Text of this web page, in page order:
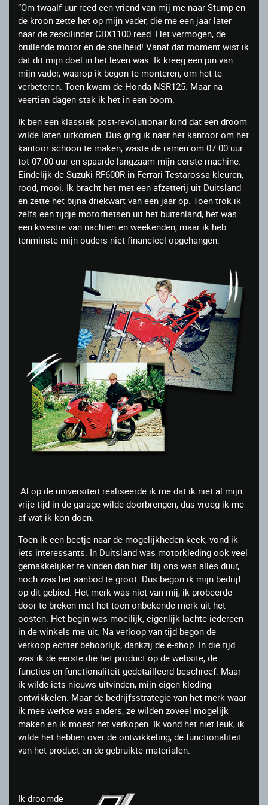
“Om twaalf uur reed een vriend van mij me naar Stump en
de kroon zette het op mijn vader, die me een jaar later
naar de zescilinder CBX1100 reed. Het vermogen, de
brullende motor en de snelheid! Vanaf dat moment wist ik
dat dit mijn doel in het leven was. Ik kreeg een pin van
mijn vader, waarop ik begon te monteren, om het te
verbeteren. Toen kwam de Honda NSR125. Maar na
veertien dagen stak ik het in een boom.
Ik ben een klassiek post-revolutionair kind dat een droom
wilde laten uitkomen. Dus ging ik naar het kantoor om het
kantoor schoon te maken, waste de ramen om 07.00 uur
tot 07.00 uur en spaarde langzaam mijn eerste machine.
Eindelijk de Suzuki RF600R in Ferrari Testarossa-kleuren,
rood, mooi. Ik bracht het met een afzetterij uit Duitsland
en zette het bijna driekwart van een jaar op. Toen trok ik
zelfs een tijdje motorfietsen uit het buitenland, het was
een kwestie van nachten en weekenden, maar ik heb
tenminste mijn ouders niet financieel opgehangen.
Al op de universiteit realiseerde ik me dat ik niet al mijn
vrije tijd in de garage wilde doorbrengen, dus vroeg ik me
af wat ik kon doen.
Toen ik een beetje naar de mogelijkheden keek, vond ik
iets interessants. In Duitsland was motorkleding ook veel
gemakkelijker te vinden dan hier. Bij ons was alles duur,
noch was het aanbod te groot. Dus begon ik mijn bedrijf
op dit gebied. Het merk was niet van mij, ik probeerde
door te breken met het toen onbekende merk uit het
oosten. Het begin was moeilijk, eigenlijk lachte iedereen
in de winkels me uit. Na verloop van tijd begon de
verkoop echter behoorlijk, dankzij de e-shop. In die tijd
was ik de eerste die het product op de website, de
functies en functionaliteit gedetailleerd beschreef. Maar
ik wilde iets nieuws uitvinden, mijn eigen kleding
ontwikkelen. Maar de bedrijfsstrategie van het merk waar
ik mee werkte was anders, ze wilden zoveel mogelijk
maken en ik moest het verkopen. Ik vond het niet leuk, ik
wilde het hebben over de ontwikkeling, de functionaliteit
van het product en de gebruikte materialen.
Ik droomde